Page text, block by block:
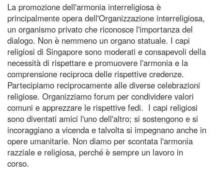
La promozione dell'armonia interreligiosa è
principalmente opera dell'Organizzazione interreligiosa,
un organismo privato che riconosce l'importanza del
dialogo. Non è nemmeno un organo statuale. I capi
religiosi di Singapore sono moderati e consapevoli della
necessità di rispettare e promuovere l'armonia e la
comprensione reciproca delle rispettive credenze.
Partecipiamo reciprocamente alle diverse celebrazioni
religiose. Organizziamo forum per condividere valori
comuni e apprezzare le rispettive fedi. I capi religiosi
sono diventati amici l'uno dell'altro; si sostengono e si
incoraggiano a vicenda e talvolta si impegnano anche in
opere umanitarie. Non diamo per scontata l'armonia
razziale e religiosa, perché è sempre un lavoro in
corso.